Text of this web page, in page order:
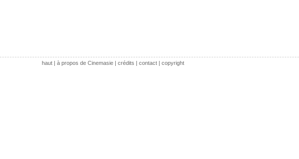
haut| à propos de Cinemasie| crédits | contact| copyright